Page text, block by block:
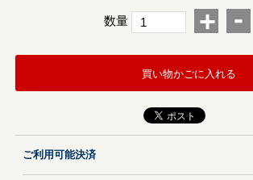
数量 + -
買い物かごに入れる
ご利用可能決済